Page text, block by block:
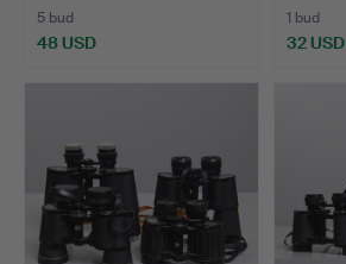
5 bud
48 USD
1 bud
32 USD